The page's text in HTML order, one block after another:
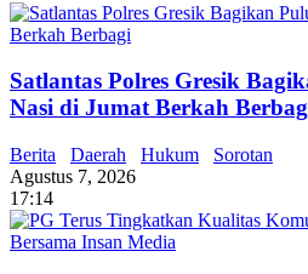
Satlantas Polres Gresik
Nasi di Jumat Berkah
Berita Daerah Hukum
Sorotan
Agustus 7, 2026
17:14